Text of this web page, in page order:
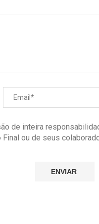
de inteira
ou de seus